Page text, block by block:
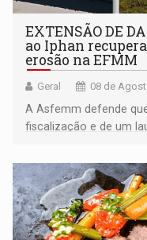
EXTENSÃO DE
ao Iphan
erosão na EFMM
Geral 08 de
A Asfemm defende
fiscalização e de um